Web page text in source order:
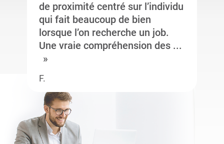
de proximité centré sur l’individu
qui fait beaucoup de bien
lorsque l’on recherche un job.
Une vraie compréhension des ...
F.